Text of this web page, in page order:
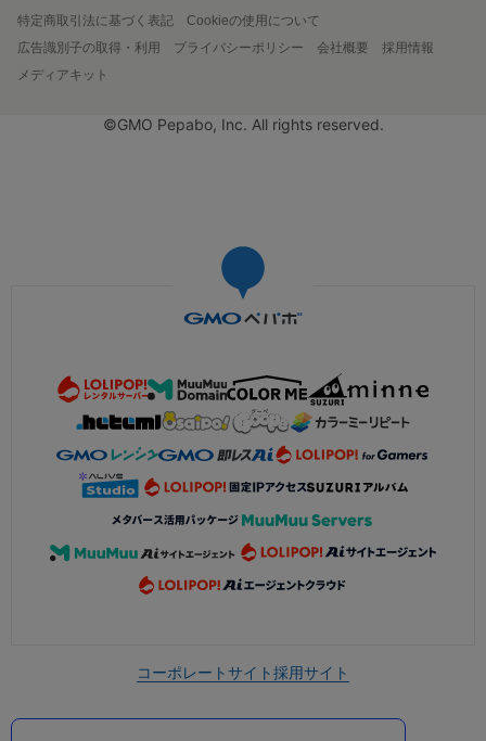
特定商取引法に基づく表記
Cookieの使用について
広告識別子の取得・利用
プライバシーポリシー 会社概要
採用情報
メディアキット
©GMO Pepabo, Inc. All rights reserved.
コーポレートサイト採用サイト